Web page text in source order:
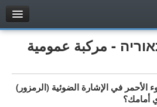
- مركبة عمومية
في الإشارة الضوئية (الرمزور)
أمامك؟